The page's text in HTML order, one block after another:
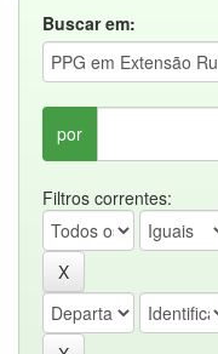
Buscar em:
por
Filtros correntes: